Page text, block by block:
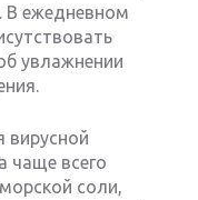
В ежедневном
увлажнении
вирусной
чаще всего
соли,